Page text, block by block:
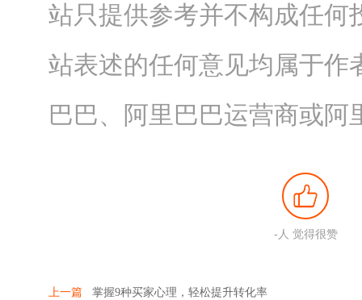
站只提供参考并不构成任何
站表述的任何意见均属于作
巴巴、阿里巴巴运营商或

- 人 觉得很赞
上一篇 掌握9种买家心理，轻松提升转化率